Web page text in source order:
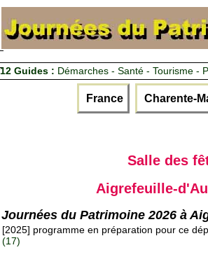
12 Guides : Démarches - Santé - Tourisme -
France Charente-
Salle des
Aigrefeuille-
Journées du Patrimoine 2026 à
[2025] programme en préparation pour ce
(17)